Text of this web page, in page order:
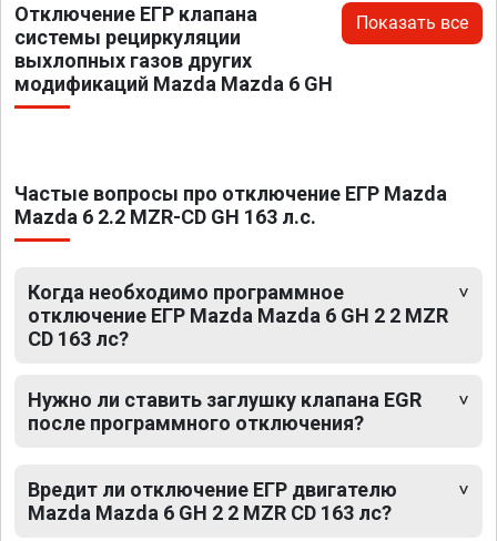
Отключение ЕГР клапана
системы рециркуляции
выхлопных газов других
модификаций Mazda Mazda 6 GH
Показать все
Частые вопросы про отключение ЕГР Mazda
Mazda 6 2.2 MZR-CD GH 163 л.с.
Когда необходимо программное
отключение ЕГР Mazda Mazda 6 GH 2 2 MZR
CD 163 лс?
Нужно ли ставить заглушку клапана EGR
после программного отключения?
Вредит ли отключение ЕГР двигателю
Mazda Mazda 6 GH 2 2 MZR CD 163 лс?